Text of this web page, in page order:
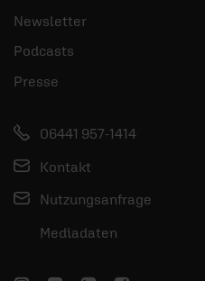
Newsletter
Podcasts
Presse
06441 957-1414
Kontakt
Nutzungsanfrage
Mediadaten